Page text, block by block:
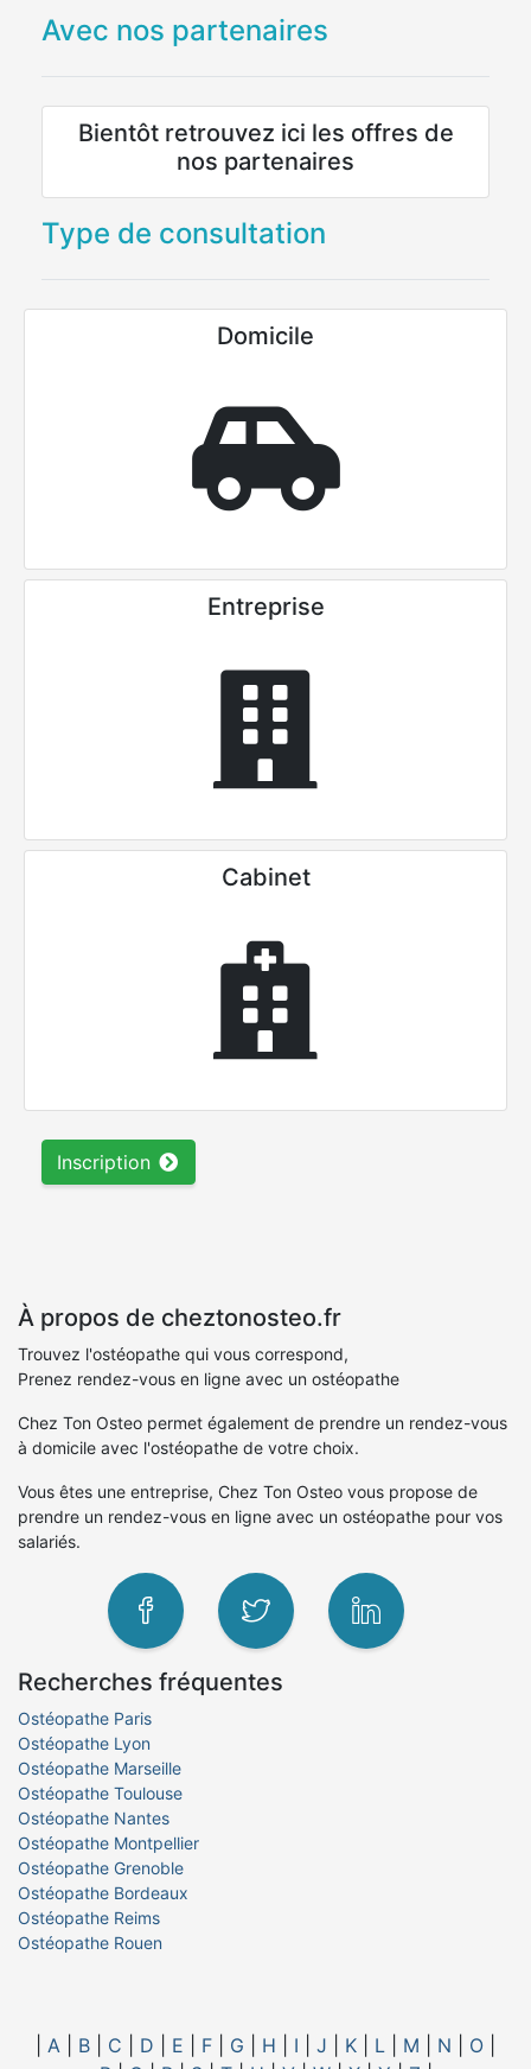
Avec nos partenaires
Bientôt retrouvez ici les offres de
nos partenaires
Type de consultation
Domicile
Entreprise
Cabinet
Inscription
À propos de cheztonosteo.fr
Trouvez l'ostéopathe qui vous correspond,
Prenez rendez-vous en ligne avec un ostéopathe
Chez Ton Osteo permet également de prendre un rendez-vous
à domicile avec l'ostéopathe de votre choix.
Vous êtes une entreprise, Chez Ton Osteo vous propose de
prendre un rendez-vous en ligne avec un ostéopathe pour vos
salariés.
Recherches fréquentes
Ostéopathe Paris
Ostéopathe Lyon
Ostéopathe Marseille
Ostéopathe Toulouse
Ostéopathe Nantes
Ostéopathe Montpellier
Ostéopathe Grenoble
Ostéopathe Bordeaux
Ostéopathe Reims
Ostéopathe Rouen
A B C D E F G H I J K L M N O